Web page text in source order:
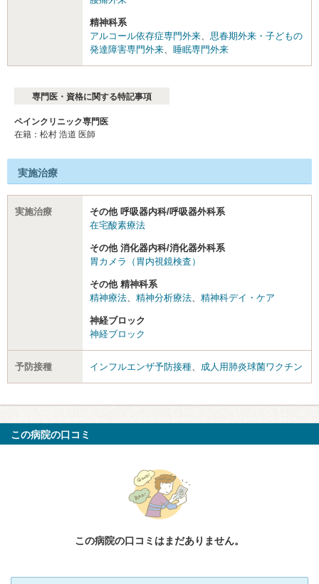
精神科系
アルコール依存症専門外来
思春期外来・子どもの
発達障害専門外来
睡眠専門外来
専門医・資格に関する特記事項
ペインクリニック専門医
在籍：松村 浩道 医師
実施治療
実施治療
その他 呼吸器内科/呼吸器外科系
在宅酸素療法
その他 消化器内科/消化器外科系
胃カメラ（胃内視鏡検査）
その他 精神科系
精神療法
精神分析療法 精神科デイ・ケア
神経ブロック
神経ブロック
予防接種 インフルエンザ予防接種 成人用肺炎球菌ワクチン
この病院の口コミ
この病院の口コミはまだありません。